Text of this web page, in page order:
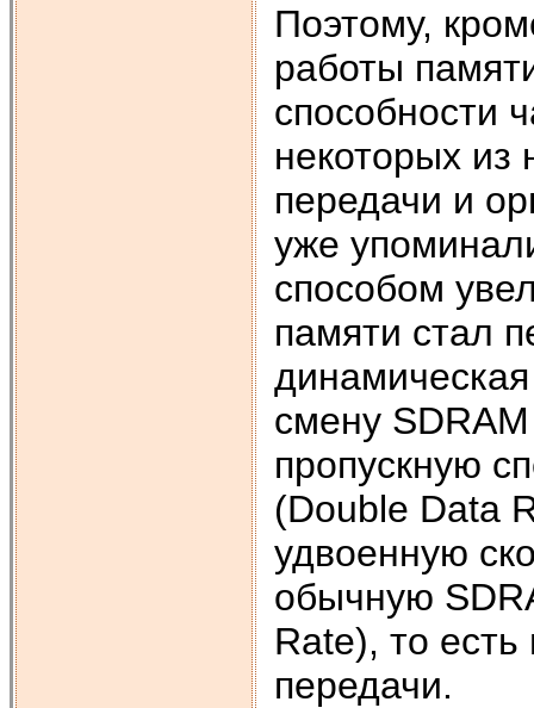
Поэтому,
работы
способности
некоторых из
передачи и
уже
способом
памяти стал
смену
пропускную
(Double Data
удвоенную
обычную
Rate), то
передачи.